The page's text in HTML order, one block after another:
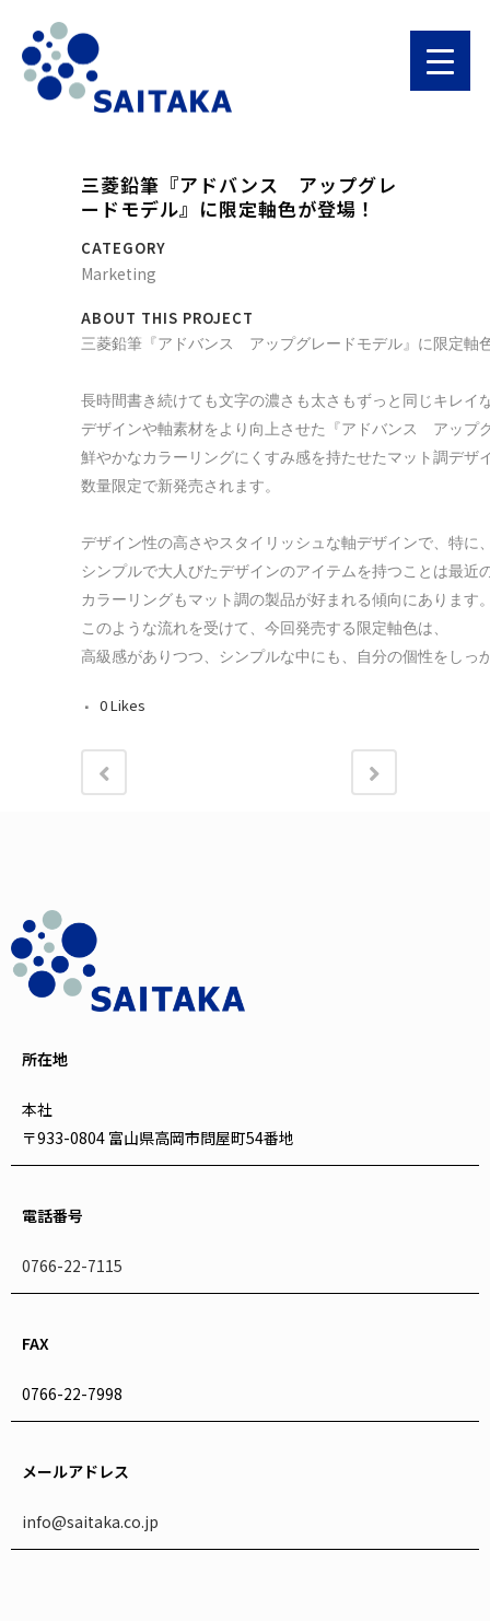
三菱鉛筆『アドバンス アップグレ
ードモデル』に限定軸色が登場！
CATEGORY
Marketing
ABOUT THIS PROJECT
三菱鉛筆『アドバンス　アップグレードモデル』に限定軸
長時間書き続けても文字の濃さも太さもずっと同じキレイ
デザインや軸素材をより向上させた『アドバンス　アップ
鮮やかなカラーリングにくすみ感を持たせたマット調デ
数量限定で新発売されます。
デザイン性の高さやスタイリッシュな軸デザインで、特に
シンプルで大人びたデザインのアイテムを持つことは最
カラーリングもマット調の製品が好まれる傾向にあります
このような流れを受けて、今回発売する限定軸色は、
高級感がありつつ、シンプルな中にも、自分の個性をし
0Likes
所在地
本社
〒933-0804 富山県高岡市問屋町54番地
電話番号
0766-22-7115
FAX
0766-22-7998
メールアドレス
info@saitaka.co.jp